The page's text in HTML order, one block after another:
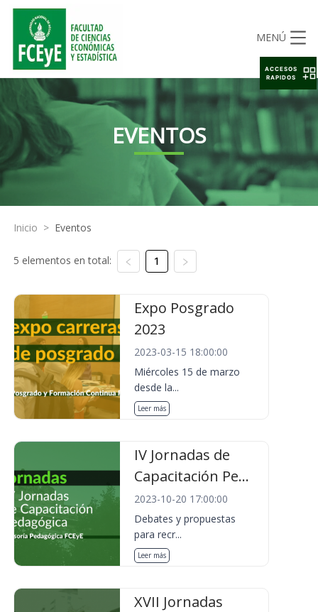
MENÚ
EVENTOS
Inicio > Eventos
5 elementos en total: 1
Expo Posgrado
2023
2023-03-15 18:00:00
Miércoles 15 de marzo
desde la...
Leer más
IV Jornadas de
Capacitación Pe...
2023-10-20 17:00:00
Debates y propuestas
para recr...
Leer más
XVII Jornadas
ACCESOS
RAPIDOS